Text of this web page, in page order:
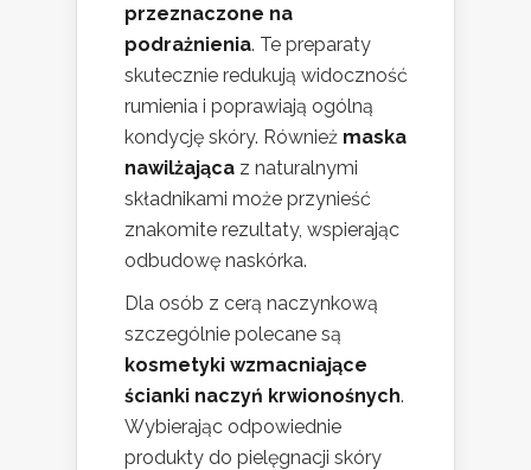
przeznaczone na
podrażnienia. Te preparaty
skutecznie redukują widoczność
rumienia i poprawiają ogólną
kondycję skóry. Również maska
nawilżająca z naturalnymi
składnikami może przynieść
znakomite rezultaty, wspierając
odbudowę naskórka.
Dla osób z cerą naczynkową
szczególnie polecane są
kosmetyki wzmacniające
ścianki naczyń krwionośnych.
Wybierając odpowiednie
produkty do pielęgnacji skóry